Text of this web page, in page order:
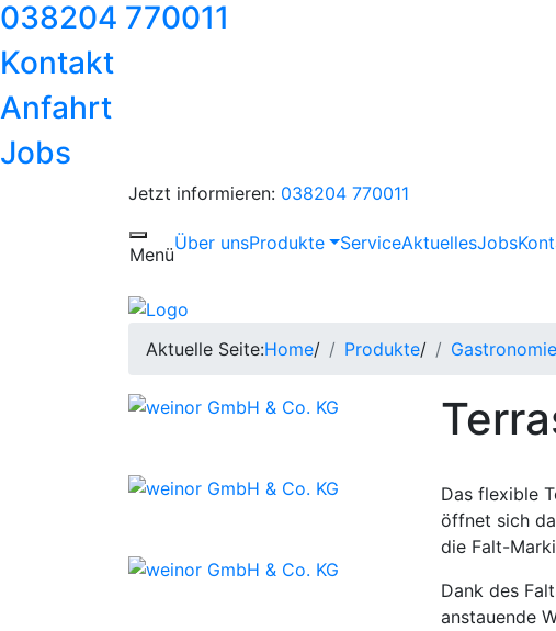
038204 770011
Kontakt
Anfahrt
Jobs
Jetzt informieren: 038204 770011
Toggle navigation
Menü
Über unsProdukte ServiceAktuellesJobs
Aktuelle Seite:Home/ Produkte/ Gastronomie
Das flexible
öffnet sich
die Falt-
Dank des
anstauende